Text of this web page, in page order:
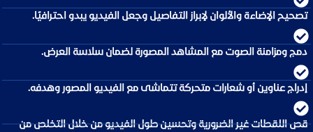
تصحيح الإضاءة والألوان لإبراز التفاصيل وجعل الفيديو يبدو احترافيًا.
دمج ومزامنة الصوت مع المشاهد المصورة لضمان سلاسة العرض.
إدراج عناوين أو شعارات متحركة تتماشى مع الفيديو المصور وهدفه.
قص اللقطات غير الضرورية وتحسين طول الفيديو من خلال التخلص من